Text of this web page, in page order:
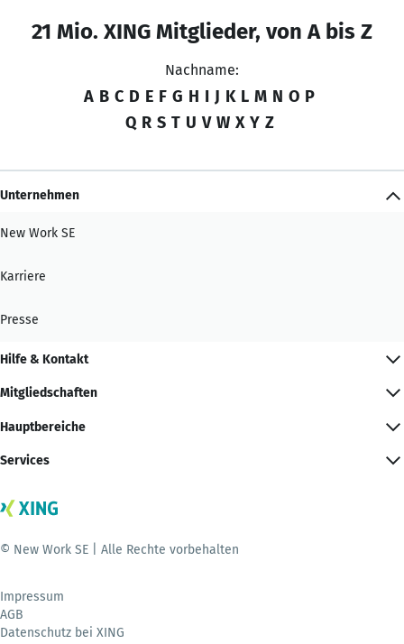
21 Mio. XING Mitglieder, von A bis Z
Nachname:
A B C D E F G H I J K L M N O P
Q R S T U V W X Y Z
Unternehmen
New Work SE
Karriere
Presse
Hilfe & Kontakt
Mitgliedschaften
Hauptbereiche
Services
© New Work SE | Alle Rechte vorbehalten
Impressum
AGB
Datenschutz bei XING